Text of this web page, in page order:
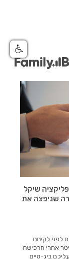
שיקל
שניפצה את
לפני לקיחת
אחרי הרכישה
ביג-טיים